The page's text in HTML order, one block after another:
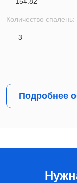
Количество спалень:
3
Подробнее